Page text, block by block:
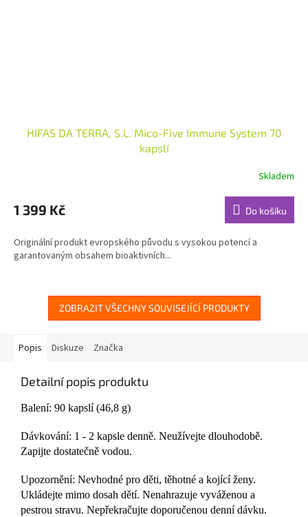
HIFAS DA TERRA, S.L. Mico-Five Immune System 70
kapslí
produktu
je
z
5
Skladem
1 399 Kč Do košíku
Originální produkt evropského původu s vysokou potencí a
garantovaným obsahem bioaktivních...
ZOBRAZIT VŠECHNY SOUVISEJÍCÍ PRODUKTY
Popis Diskuze Značka
Detailní popis produktu
Balení: 90 kapslí (46,8 g)
Dávkování: 1 - 2 kapsle denně. Neužívejte dlouhodobě.
Zapijte dostatečně vodou.
Upozornění: Nevhodné pro děti, těhotné a kojící ženy.
Ukládejte mimo dosah dětí. Nenahrazuje vyváženou a
pestrou stravu. Nepřekračujte doporučenou denní dávku.